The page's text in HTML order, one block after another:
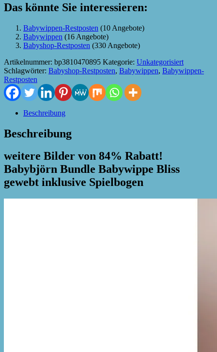
Das könnte Sie interessieren:
Babywippen-Restposten (10 Angebote)
Babywippen (16 Angebote)
Babyshop-Restposten (330 Angebote)
Artikelnummer: bp3810470895 Kategorie: Unkategorisiert
Schlagwörter: Babyshop-Restposten, Babywippen, Babywippen-
Restposten
Beschreibung
Beschreibung
weitere Bilder von 84% Rabatt!
Babybjörn Bundle Babywippe Bliss
gewebt inklusive Spielbogen